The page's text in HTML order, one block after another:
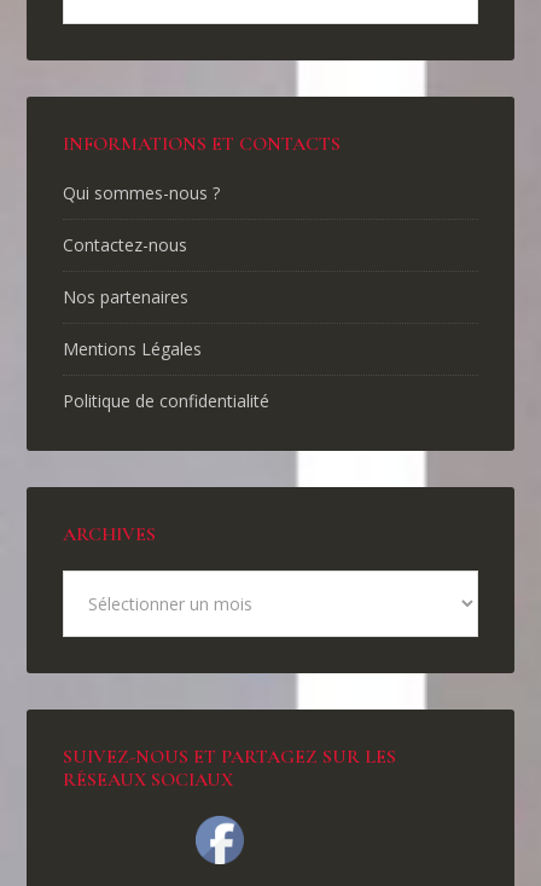
INFORMATIONS ET CONTACTS
Qui sommes-nous ?
Contactez-nous
Nos partenaires
Mentions Légales
Politique de confidentialité
ARCHIVES
SUIVEZ-NOUS ET PARTAGEZ SUR LES
RÉSEAUX SOCIAUX